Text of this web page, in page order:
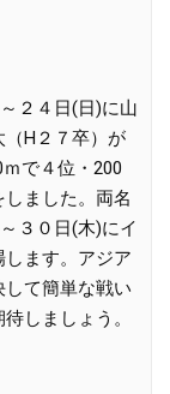
２４日(日)に山
H２７卒）が
で４位・200
ました。両名
３０日(木)にイ
ます。アジア
て簡単な戦い
しましょう。